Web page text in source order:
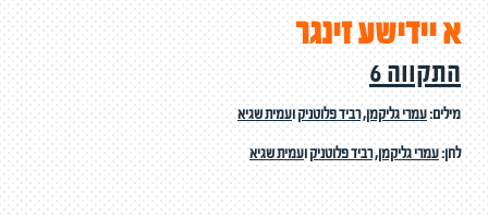
א יידישע זינגר
התקווה 6
מילים:עמרי גליקמן,רביד פלוטניקועמית שגיא
לחן:עמרי גליקמן,רביד פלוטניקועמית שגיא